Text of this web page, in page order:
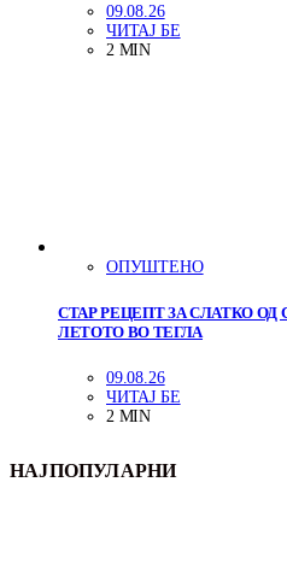
09.08.26
ЧИТАЈ БЕ
2 MIN
ОПУШТЕНО
СТАР РЕЦЕПТ ЗА СЛАТКО
ЛЕТОТО ВО ТЕГЛА
09.08.26
ЧИТАЈ БЕ
2 MIN
НАЈПОПУЛАРНИ